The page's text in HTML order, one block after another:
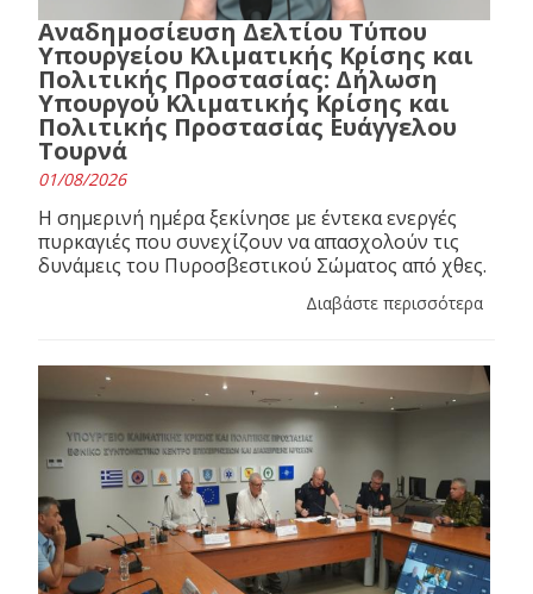
Αναδημοσίευση Δελτίου Τύπου
Υπουργείου Κλιματικής Κρίσης και
Πολιτικής Προστασίας: Δήλωση
Υπουργού Κλιματικής Κρίσης και
Πολιτικής Προστασίας Ευάγγελου
Τουρνά
01/08/2026
Η σημερινή ημέρα ξεκίνησε με έντεκα ενεργές
πυρκαγιές που συνεχίζουν να απασχολούν τις
δυνάμεις του Πυροσβεστικού Σώματος από χθες.
Διαβάστε περισσότερα